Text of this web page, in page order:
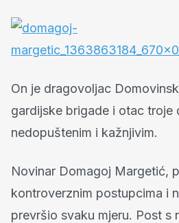
On je dragovoljac
gardijske brigade i otac troje
nedopuštenim i kažnjivim.
Novinar Domagoj Margetić,
kontroverznim postupcima i
prevršio svaku mjeru. Post s